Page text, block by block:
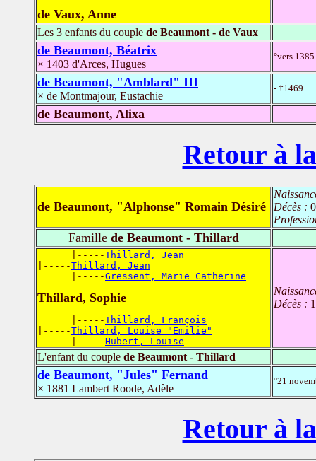
de Vaux, Anne
Les 3 enfants du couple de Beaumont - de Vaux
de Beaumont, Béatrix
× 1403 d'Arces, Hugues
°vers
de Beaumont, "Amblard" III
× de Montmajour, Eustachie
- †1469
de Beaumont, Alixa
Retour à
de Beaumont, "Alphonse" Romain Désiré
Décès :
Famillede Beaumont - Thillard
      |-----
Thillard, Jean
|-----Thillard, Jean
      |-----
Gressent, Marie Catherine
Thillard, Sophie
      |-----
Thillard, François
|-----Thillard, Louise "Emilie"
      |-----
Hubert, Louise
Décès :
L'enfant du couple de Beaumont - Thillard
de Beaumont, "Jules" Fernand
× 1881 Lambert Roode, Adèle
°21
Retour à